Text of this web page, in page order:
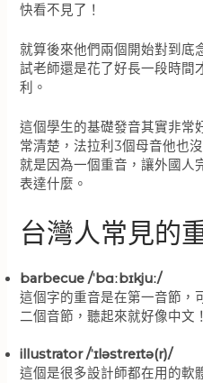
快看不見了！
就算後來他們兩個開始對到底
試老師還是花了好長一段時間
利。
這個學生的基礎發音其實非常
常清楚，法拉利3個母音他也
就是因為一個重音，讓外國人
表達什麼。
台灣人常見的
barbecue /ˈbɑːbɪkjuː/
這個字的重音是在第一音節，
二個音節，聽起來就好像中文！
illustrator /ˈɪləstreɪtə(r)/
這個是很多設計師都在用的軟